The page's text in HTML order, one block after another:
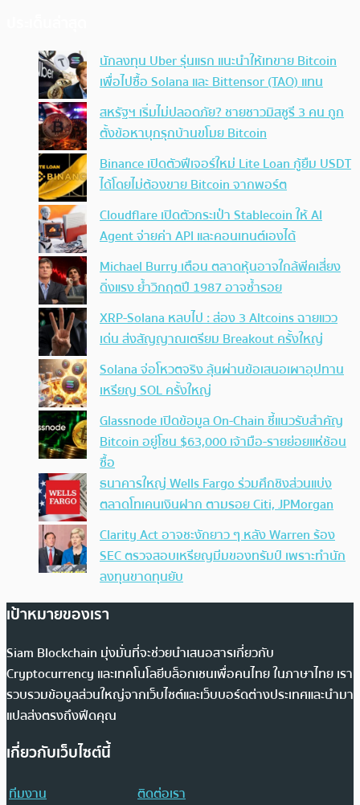
นักลงทุน Uber รุ่นแรก แนะนำให้เทขาย Bitcoin
เพื่อไปซื้อ Solana และ Bittensor (TAO) แทน
สหรัฐฯ เริ่มไม่ปลอดภัย? ชายชาวมิสซูรี 3 คน ถูก
ตั้งข้อหาบุกรุกบ้านขโมย Bitcoin
Binance เปิดตัวฟีเจอร์ใหม่ Lite Loan กู้ยืม USDT
ได้โดยไม่ต้องขาย Bitcoin จากพอร์ต
Cloudflare เปิดตัวกระเป๋า Stablecoin ให้ AI
Agent จ่ายค่า API และคอนเทนต์เองได้
Michael Burry เตือน ตลาดหุ้นอาจใกล้พีคเสี่ยง
ดิ่งแรง ย้ำวิกฤตปี 1987 อาจซ้ำรอย
XRP-Solana หลบไป : ส่อง 3 Altcoins ฉายแวว
เด่น ส่งสัญญาณเตรียม Breakout ครั้งใหญ่
Solana จ่อโหวตจริง ลุ้นผ่านข้อเสนอเผาอุปทาน
เหรียญ SOL ครั้งใหญ่
Glassnode เปิดข้อมูล On-Chain ชี้แนวรับสำคัญ
Bitcoin อยู่โซน $63,000 เจ้ามือ-รายย่อยแห่ช้อน
ซื้อ
ธนาคารใหญ่ Wells Fargo ร่วมศึกชิงส่วนแบ่ง
ตลาดโทเคนเงินฝาก ตามรอย Citi, JPMorgan
Clarity Act อาจชะงักยาว ๆ หลัง Warren ร้อง
SEC ตรวจสอบเหรียญมีมของทรัมป์ เพราะทำนัก
ลงทุนขาดทุนยับ
เป้าหมายของเรา
Siam Blockchain มุ่งมั่นที่จะช่วยนำเสนอสารเกี่ยวกับ
Cryptocurrency และเทคโนโลยีบล็อกเชนเพื่อคนไทย ในภาษาไทย เรา
รวบรวมข้อมูลส่วนใหญ่จากเว็บไซต์และเว็บบอร์ดต่างประเทศและนำมา
แปลส่งตรงถึงฟีดคุณ
เกี่ยวกับเว็บไซต์นี้
ทีมงาน
ติดต่อเรา